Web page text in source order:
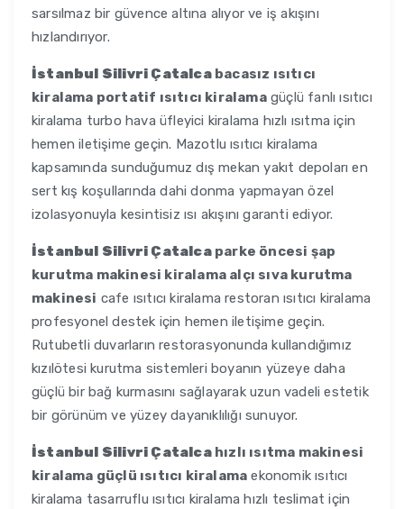
sarsılmaz bir güvence altına alıyor ve iş akışını
hızlandırıyor.
İstanbul Silivri Çatalcabacasız ısıtıcı
kiralama portatif ısıtıcı kiralamagüçlü fanlı ısıtıcı
kiralama turbo hava üfleyici kiralama hızlı ısıtma için
hemen iletişime geçin. Mazotlu ısıtıcı kiralama
kapsamında sunduğumuz dış mekan yakıt depoları en
sert kış koşullarında dahi donma yapmayan özel
izolasyonuyla kesintisiz ısı akışını garanti ediyor.
İstanbul Silivri Çatalcaparke öncesi şap
kurutma makinesi kiralama alçı sıva kurutma
makinesi cafe ısıtıcı kiralama restoran ısıtıcı kiralama
profesyonel destek için hemen iletişime geçin.
Rutubetli duvarların restorasyonunda kullandığımız
kızılötesi kurutma sistemleri boyanın yüzeye daha
güçlü bir bağ kurmasını sağlayarak uzun vadeli estetik
bir görünüm ve yüzey dayanıklılığı sunuyor.
İstanbul Silivri Çatalcahızlı ısıtma makinesi
kiralama güçlü ısıtıcı kiralama ekonomik ısıtıcı
kiralama tasarruflu ısıtıcı kiralama hızlı teslimat için